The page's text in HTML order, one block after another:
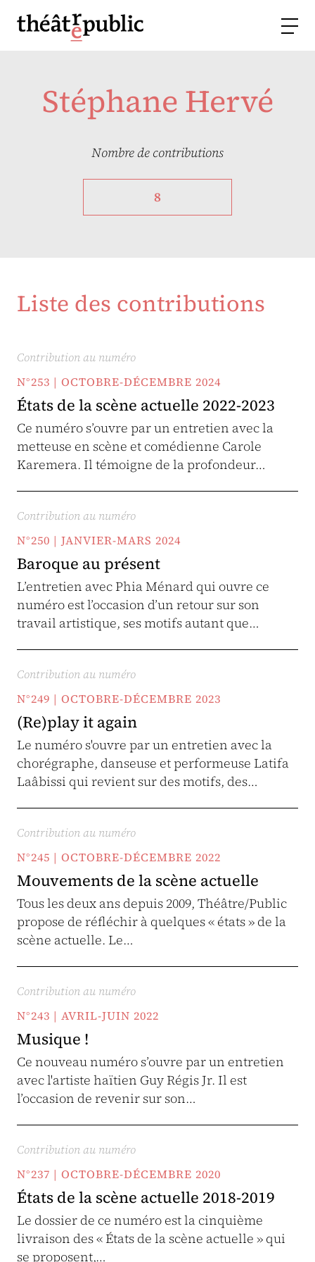
Stéphane Hervé
Nombre de contributions
8
Liste des contributions
Contribution au numéro
N°253 | OCTOBRE-DÉCEMBRE 2024
États de la scène actuelle 2022-2023
Ce numéro s’ouvre par un entretien avec la
metteuse en scène et comédienne Carole
Karemera. Il témoigne de la profondeur…
Contribution au numéro
N°250 | JANVIER-MARS 2024
Baroque au présent
L’entretien avec Phia Ménard qui ouvre ce
numéro est l’occasion d’un retour sur son
travail artistique, ses motifs autant que…
Contribution au numéro
N°249 | OCTOBRE-DÉCEMBRE 2023
(Re)play it again
Le numéro s'ouvre par un entretien avec la
chorégraphe, danseuse et performeuse Latifa
Laâbissi qui revient sur des motifs, des…
Contribution au numéro
N°245 | OCTOBRE-DÉCEMBRE 2022
Mouvements de la scène actuelle
Tous les deux ans depuis 2009, Théâtre/Public
propose de réfléchir à quelques « états » de la
scène actuelle. Le…
Contribution au numéro
N°243 | AVRIL-JUIN 2022
Musique !
Ce nouveau numéro s’ouvre par un entretien
avec l'artiste haïtien Guy Régis Jr. Il est
l’occasion de revenir sur son…
Contribution au numéro
N°237 | OCTOBRE-DÉCEMBRE 2020
États de la scène actuelle 2018-2019
Le dossier de ce numéro est la cinquième
livraison des « États de la scène actuelle » qui
se proposent,…